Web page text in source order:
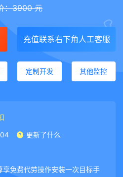
：3900 元
充值联系右下角人工客服
定制开发 其他监控
更新了什么
享免费代劳操作安装一次目标手